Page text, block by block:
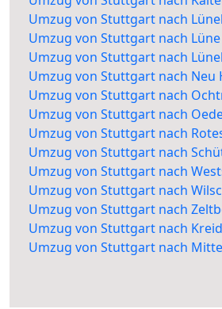
Umzug von Stuttgart nach
Umzug von Stuttgart nach Lüne
Umzug von Stuttgart nach
Umzug von Stuttgart nach Neu
Umzug von Stuttgart nach
Umzug von Stuttgart nach
Umzug von Stuttgart nach
Umzug von Stuttgart nach
Umzug von Stuttgart nach
Umzug von Stuttgart nach
Umzug von Stuttgart nach
Umzug von Stuttgart nach
Umzug von Stuttgart nach